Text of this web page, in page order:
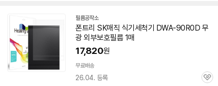
필름공작소네
이
버
이
폰트리 SK매직 식기세척기 DWA-90R0D 무
광 외부보호필름 1매
17,820원
무료배송
26.04. 등록
관